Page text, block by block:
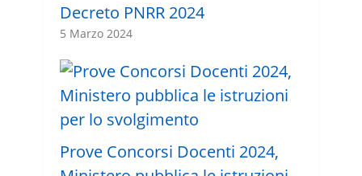
Decreto PNRR 2024
5 Marzo 2024
Prove Concorsi Docenti 2024,